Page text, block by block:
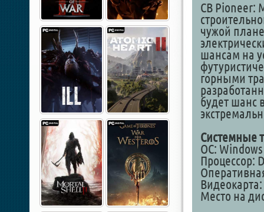
CB Pioneer:
чужой
шансам на
горными
будет шанс
Системные
ОС: Windows
Процессор:
Место на